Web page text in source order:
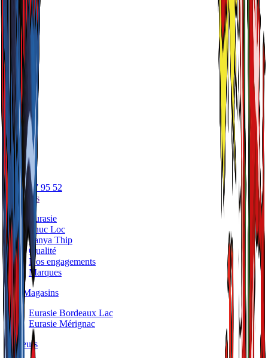
05 56 17 95 52
A propos
Eurasie
Phuc Loc
Panya Thip
Qualité
Nos engagements
Marques
Nos Magasins
Eurasie Bordeaux Lac
Eurasie Mérignac
Traiteurs